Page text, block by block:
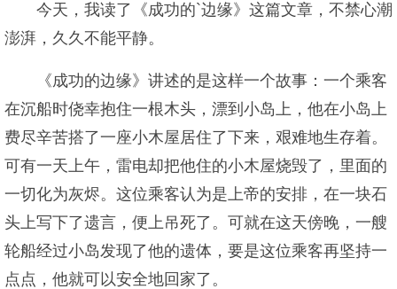
今天，我读了《成功的`边缘》这篇文章，不禁心潮
澎湃，久久不能平静。
《成功的边缘》讲述的是这样一个故事：一个乘客
在沉船时侥幸抱住一根木头，漂到小岛上，他在小岛上
费尽辛苦搭了一座小木屋居住了下来，艰难地生存着。
可有一天上午，雷电却把他住的小木屋烧毁了，里面的
一切化为灰烬。这位乘客认为是上帝的安排，在一块石
头上写下了遗言，便上吊死了。可就在这天傍晚，一艘
轮船经过小岛发现了他的遗体，要是这位乘客再坚持一
点点，他就可以安全地回家了。